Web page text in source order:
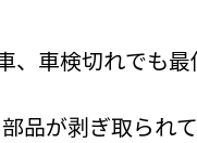
、車検切れでも
品が剥ぎ取られ